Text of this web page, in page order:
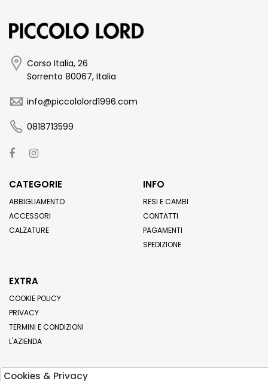
Corso Italia, 26
Sorrento 80067, Italia
info@piccololord1996.com
0818713599
CATEGORIE
ABBIGLIAMENTO
ACCESSORI
CALZATURE
INFO
RESI E CAMBI
CONTATTI
PAGAMENTI
SPEDIZIONE
EXTRA
COOKIE POLICY
PRIVACY
TERMINI E CONDIZIONI
L'AZIENDA
Cookies & Privacy